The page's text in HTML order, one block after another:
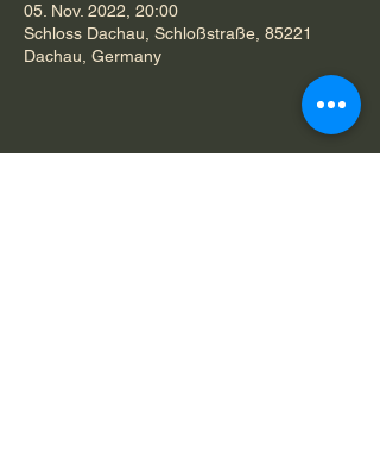
05. Nov. 2022, 20:00
Schloss Dachau, Schloßstraße, 85221
Dachau, Germany